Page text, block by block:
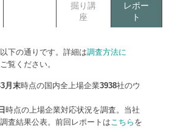
掘り講
座
レポー
ト
下の通りです。詳細は調査方法に
覧ください。
月末時点の国内全上場企業3938社のウ
時点の上場企業対応状況を調査。当社
査結果公表。前回レポートはこちら を